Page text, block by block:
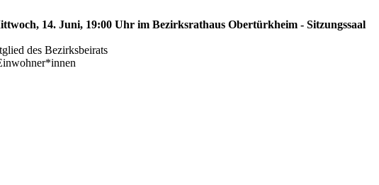
14. Juni, 19:00 Uhr im Bezirksrathaus Obertürkheim - Sitzungssaal
des Bezirksbeirats